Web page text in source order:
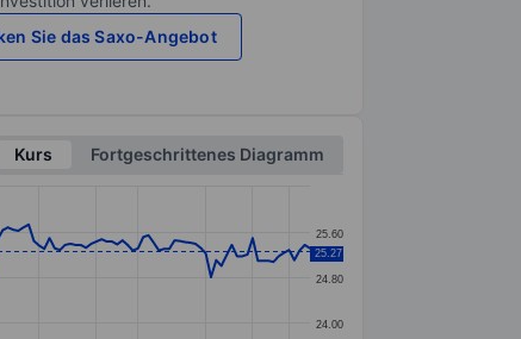
Sie das Saxo-Angebot
Kurs
Fortgeschrittenes Diagramm
24.00
24.80
25.60
25.27